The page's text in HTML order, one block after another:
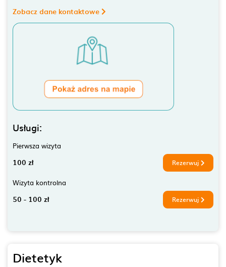
Zobacz dane kontaktowe
Usługi:
Pierwsza wizyta
100 zł Rezerwuj
Wizyta kontrolna
50 - 100 zł Rezerwuj
Dietetyk